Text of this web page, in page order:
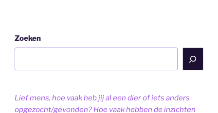
Zoeken
Lief mens, hoe vaak heb jij al een dier of iets anders
opgezocht/gevonden? Hoe vaak hebben de inzichten